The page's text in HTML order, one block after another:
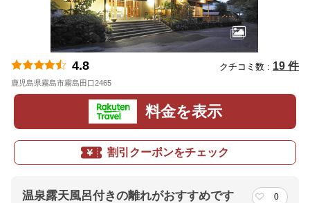
4.8 クチコミ数 : 19 件
鹿児島県霧島市霧島田口2465
料金を表示
割引クーポンをチェック
温泉露天風呂付きの離れがおすすめです 0